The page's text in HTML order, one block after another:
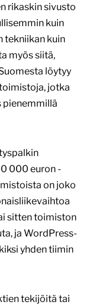
rikaskin sivusto
kuin
tekniikan kuin
myös siitä,
löytyy
jotka
pienemmillä
000 euron -
on joko
sitten toimiston
ja WordPress-
yhden tiimin
tekijöitä tai